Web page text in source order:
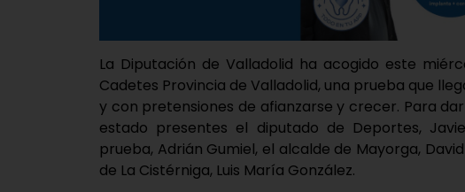
La Diputación de Valladolid ha acogido este
Cadetes Provincia de Valladolid, una prueba que
y con pretensiones de afianzarse y crecer. Para
estado presentes el diputado de Deportes,
prueba, Adrián Gumiel, el alcalde de Mayorga,
de La Cistérniga, Luis María González.